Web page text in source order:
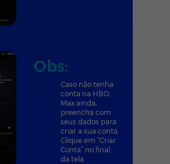
Obs:
Caso não tenha
conta na HBO
Max ainda,
preencha com
seus dados para
criar a sua conta.
Clique em “Criar
Conta” no final
da tela.